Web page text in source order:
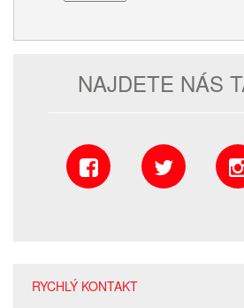
NAJDETE NÁS
RYCHLÝ KONTAKT